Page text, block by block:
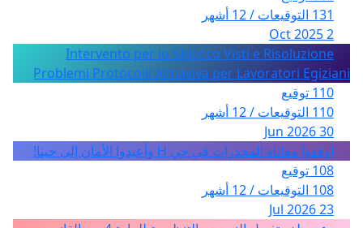
131 التوقيعات / 12 أشهر
2 Oct 2025
Intervento per lo Sblocco Visti e Risoluzione
Problemi Protocolli Almaviva per Lavoratori Egiziani
110 توقيع
110 التوقيعات / 12 أشهر
30 Jun 2026
أوقفوا معاناة المخدرات في حي H وأعيدوا الأمان إلى حينا!
108 توقيع
108 التوقيعات / 12 أشهر
23 Jul 2026